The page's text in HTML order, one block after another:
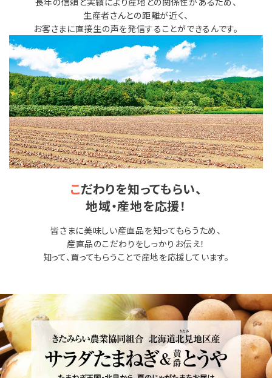
生産者さんとの距離が近く、
お客さまに直接生の声を発信することができるんです。
こだわりを知ってもらい、
地域・産地を応援！
皆さまに美味しい産直品を知ってもらうため、
産直品のこだわりをしっかりお伝え！
知って、買ってもらうことで産地を応援しています。